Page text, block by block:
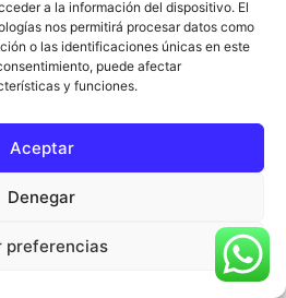
a la información del dispositivo. El
nos permitirá procesar datos como
o las identificaciones únicas en este
puede afectar
y funciones.
Aceptar
Denegar
preferencias